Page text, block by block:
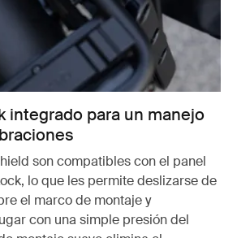
integrado para un manejo
son compatibles con el panel
lo que les permite deslizarse de
el marco de montaje y
con una simple presión del